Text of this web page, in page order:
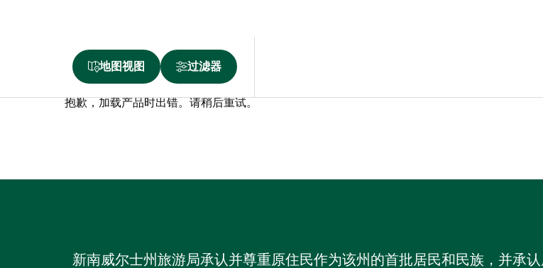
地图视图 过滤器
抱歉，加载产品时出错。请稍后重试。
新南威尔士州旅游局承认并尊重原住民作为该州的首批居民和民族，并承